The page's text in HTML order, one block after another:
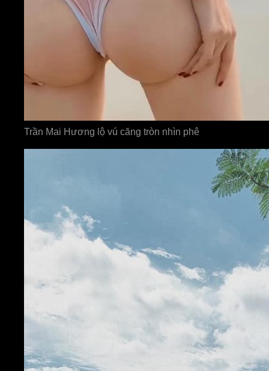
Trần Mai Hương lộ vú căng tròn nhìn phê